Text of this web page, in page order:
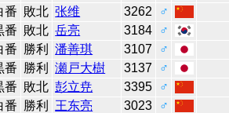
番 敗北 张维 3262
♂
番 敗北 岳亮 3184
♂
番 勝利 潘善琪 3107
♂
番 勝利 瀬戸大樹 3137
♂
番 敗北 彭立尭 3395
♂
番 勝利 王东亮 3023
♂